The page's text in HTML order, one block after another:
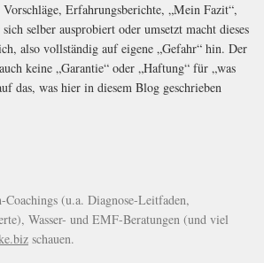
Erfahrungsberichte, „Mein Fazit“,
selber ausprobiert oder umsetzt macht dieses
also vollständig auf eigene „Gefahr“ hin. Der
keine „Garantie“ oder „Haftung“ für „was
das, was hier in diesem Blog geschrieben
(u.a. Diagnose-Leitfaden,
Wasser- und EMF-Beratungen (und viel
schauen.